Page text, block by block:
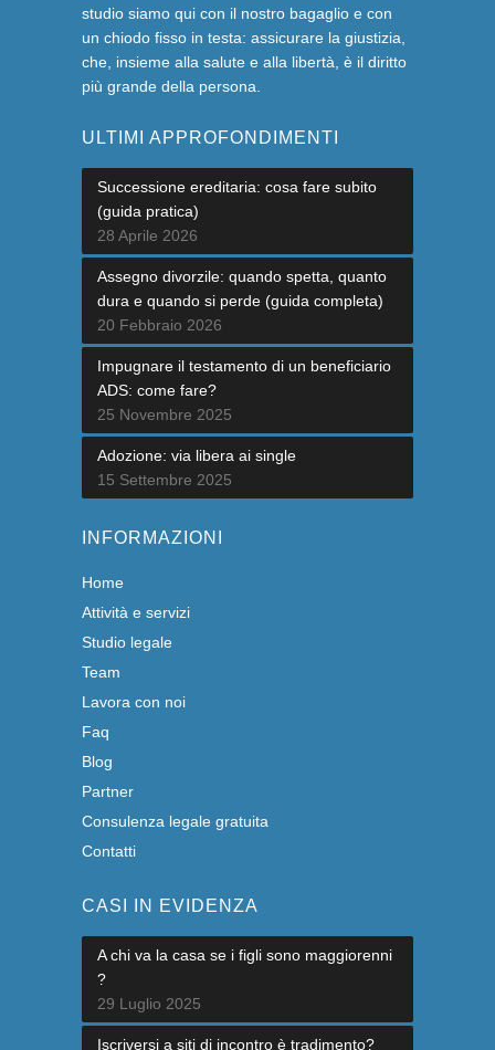
studio siamo qui con il nostro bagaglio e con
un chiodo fisso in testa: assicurare la giustizia,
che, insieme alla salute e alla libertà, è il diritto
più grande della persona.
ULTIMI APPROFONDIMENTI
Successione ereditaria: cosa fare subito
(guida pratica)
28 Aprile 2026
Assegno divorzile: quando spetta, quanto
dura e quando si perde (guida completa)
20 Febbraio 2026
Impugnare il testamento di un beneficiario
ADS: come fare?
25 Novembre 2025
Adozione: via libera ai single
15 Settembre 2025
INFORMAZIONI
Home
Attività e servizi
Studio legale
Team
Lavora con noi
Faq
Blog
Partner
Consulenza legale gratuita
Contatti
CASI IN EVIDENZA
A chi va la casa se i figli sono maggiorenni
?
29 Luglio 2025
Iscriversi a siti di incontro è tradimento?